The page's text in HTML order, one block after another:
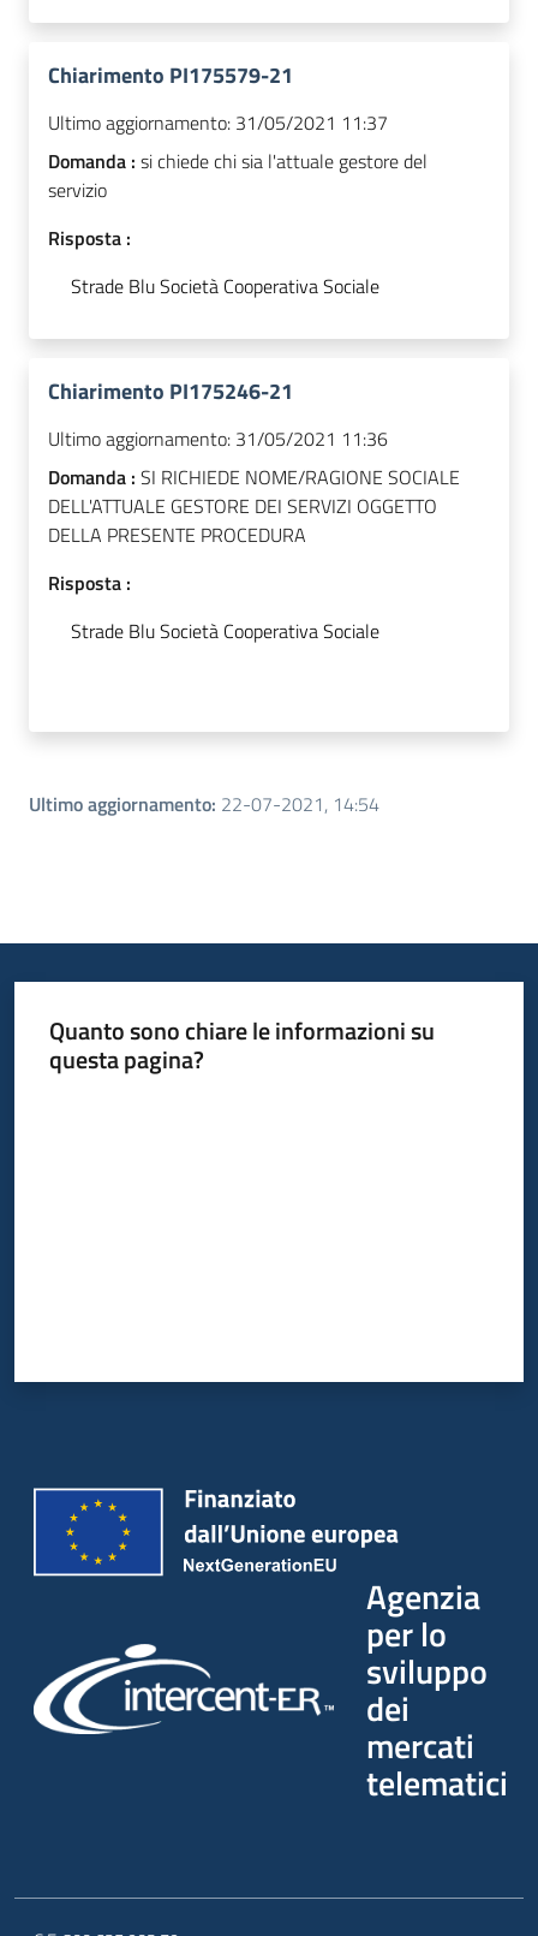
Chiarimento PI175579-21
Ultimo aggiornamento: 31/05/2021 11:37
Domanda : si chiede chi sia l'attuale gestore del
servizio
Risposta :
Strade Blu Società Cooperativa Sociale
Chiarimento PI175246-21
Ultimo aggiornamento: 31/05/2021 11:36
Domanda : SI RICHIEDE NOME/RAGIONE SOCIALE
DELL'ATTUALE GESTORE DEI SERVIZI OGGETTO
DELLA PRESENTE PROCEDURA
Risposta :
Strade Blu Società Cooperativa Sociale
Ultimo aggiornamento: 22-07-2021, 14:54
Quanto sono chiare le informazioni su
questa pagina?
Agenzia
per lo
sviluppo
dei
mercati
telematici